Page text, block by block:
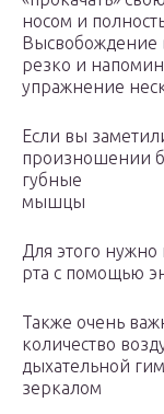
носом и
Высвобождение
резко и
упражнение
Если вы
произношении
губные
мышцы
Для этого нужно
рта с помощью
Также очень
количество
дыхательной
зеркалом